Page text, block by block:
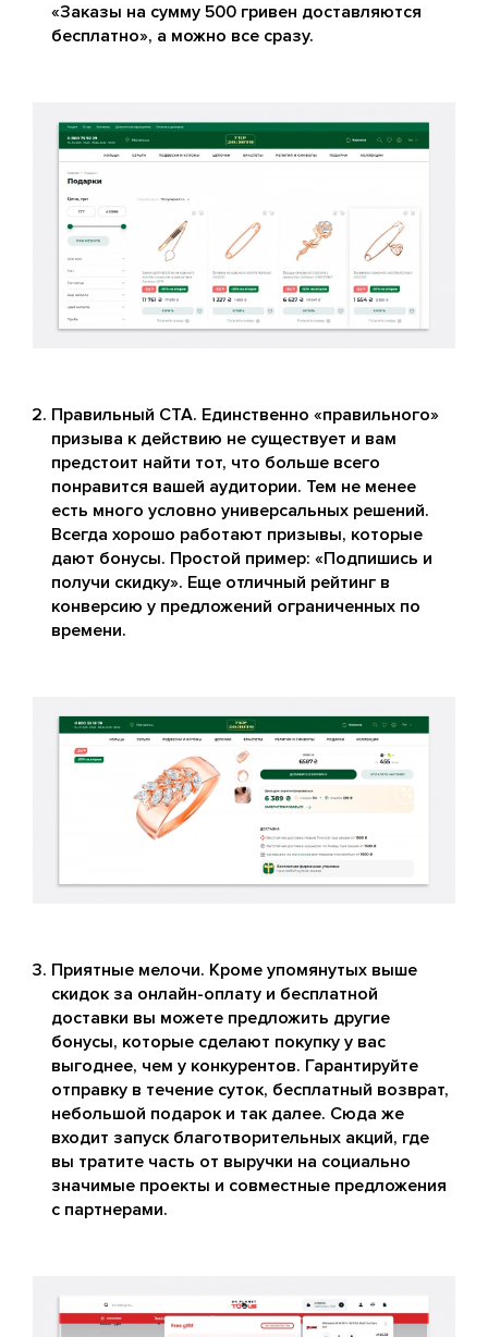
«Заказы на сумму 500 гривен доставляются
бесплатно», а можно все сразу.
Правильный CTA. Единственно «правильного»
призыва к действию не существует и вам
предстоит найти тот, что больше всего
понравится вашей аудитории. Тем не менее
есть много условно универсальных решений.
Всегда хорошо работают призывы, которые
дают бонусы. Простой пример: «Подпишись и
получи скидку». Еще отличный рейтинг в
конверсию у предложений ограниченных по
времени.
Приятные мелочи. Кроме упомянутых выше
скидок за онлайн-оплату и бесплатной
доставки вы можете предложить другие
бонусы, которые сделают покупку у вас
выгоднее, чем у конкурентов. Гарантируйте
отправку в течение суток, бесплатный возврат,
небольшой подарок и так далее. Сюда же
входит запуск благотворительных акций, где
вы тратите часть от выручки на социально
значимые проекты и совместные предложения
с партнерами.